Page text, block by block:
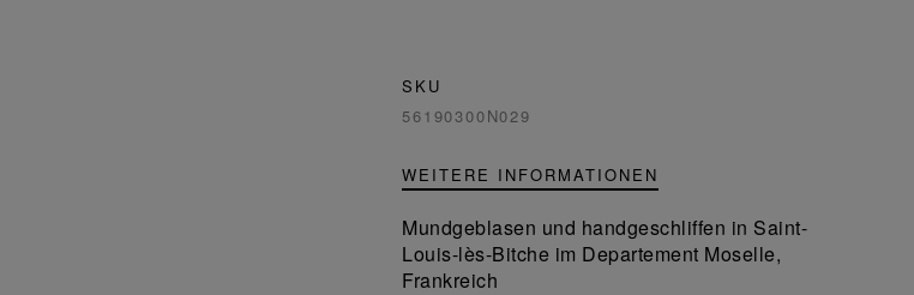
SKU
56190300N029
WEITERE INFORMATIONEN
Mundgeblasen und handgeschliffen in Saint-
Louis-lès-Bitche im Departement Moselle,
Frankreich